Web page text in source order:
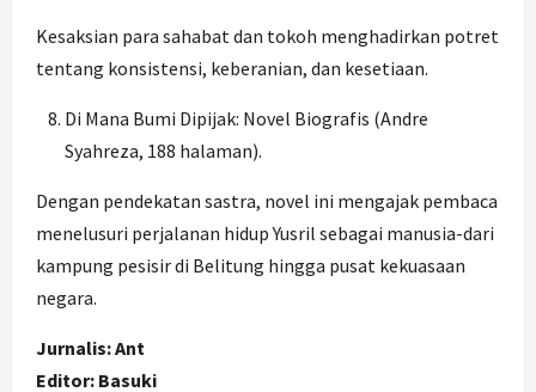
Kesaksian para sahabat dan tokoh menghadirkan potret
tentang konsistensi, keberanian, dan kesetiaan.
Di Mana Bumi Dipijak: Novel Biografis (Andre
Syahreza, 188 halaman).
Dengan pendekatan sastra, novel ini mengajak pembaca
menelusuri perjalanan hidup Yusril sebagai manusia-dari
kampung pesisir di Belitung hingga pusat kekuasaan
negara.
Jurnalis: Ant
Editor: Basuki